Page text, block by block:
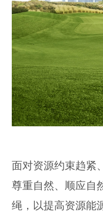
面对资源约束趋紧
尊重自然、顺应自
绳，以提高资源能